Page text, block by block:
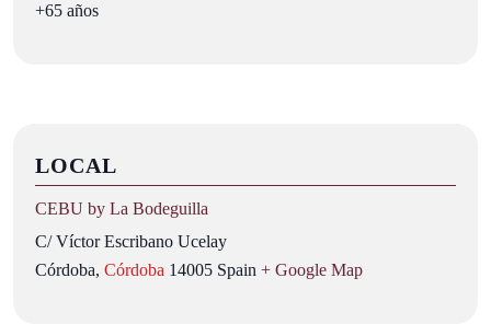
+65 años
LOCAL
CEBU by La Bodeguilla
C/ Víctor Escribano Ucelay
Córdoba, Córdoba 14005 Spain + Google Map